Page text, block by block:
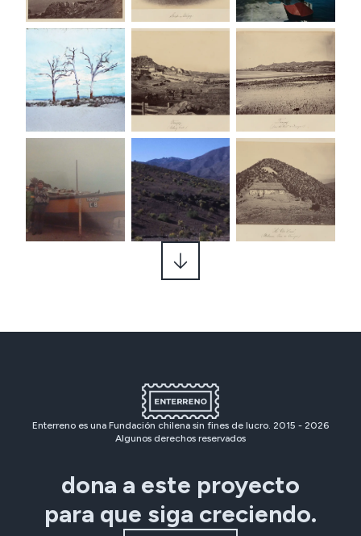
Enterreno es una Fundación chilena sin fines de lucro. 2015 - 2026
Algunos derechos reservados
dona a este proyecto
para que siga creciendo.